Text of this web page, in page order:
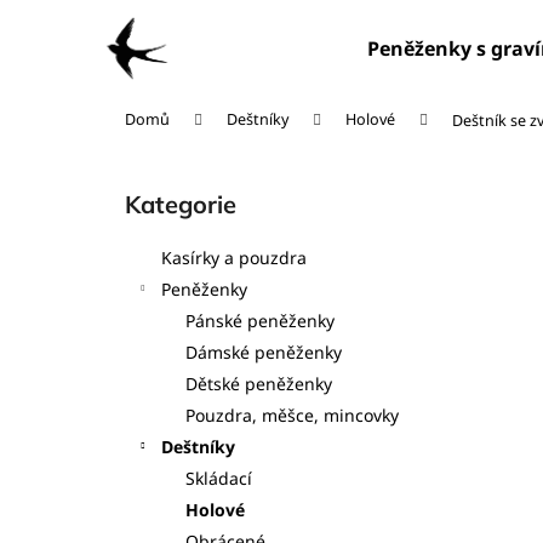
Peněženky s
Domů Deštníky Holové Deštník se
Přeskočit
kategorie
Kategorie
Kasírky a pouzdra
Peněženky
Pánské peněženky
Dámské peněženky
Dětské peněženky
Pouzdra, měšce, mincovky
Deštníky
Skládací
Holové
Zpět
Zpět